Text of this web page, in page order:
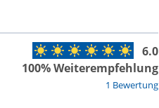
1 Bewertung
6.0
100% Weiterempfehlung